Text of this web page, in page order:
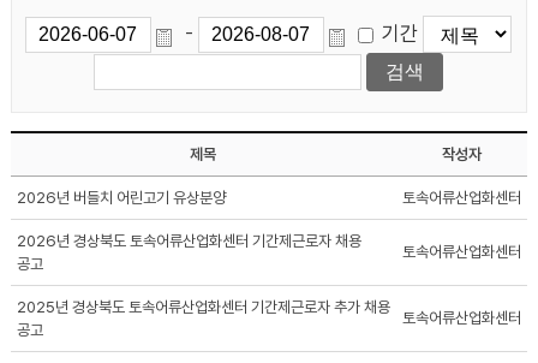
- 기간
제목 작성자
2026년 버들치 어린고기 유상분양 토속어류산업화센터
2026년 경상북도 토속어류산업화센터 기간제근로자 채용
공고
토속어류산업화센터
2025년 경상북도 토속어류산업화센터 기간제근로자 추가 채용
공고
토속어류산업화센터